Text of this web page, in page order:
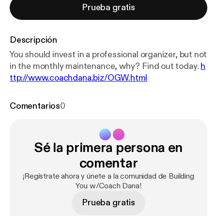
Prueba gratis
Descripción
You should invest in a professional organizer, but not
in the monthly maintenance, why? Find out today. h
ttp://www.coachdana.biz/OGW.html
Comentarios0
Sé la primera persona en
comentar
¡Regístrate ahora y únete a la comunidad de Building
You w/Coach Dana!
Prueba gratis